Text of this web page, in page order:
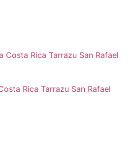
Rica Tarrazu San Rafael